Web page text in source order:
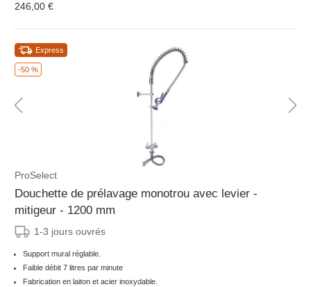
246,00 €
-50 %
Express
ProSelect
Douchette de prélavage monotrou avec levier -
mitigeur - 1200 mm
1-3 jours ouvrés
Support mural réglable.
Faible débit 7 litres par minute
Fabrication en laiton et acier inoxydable.